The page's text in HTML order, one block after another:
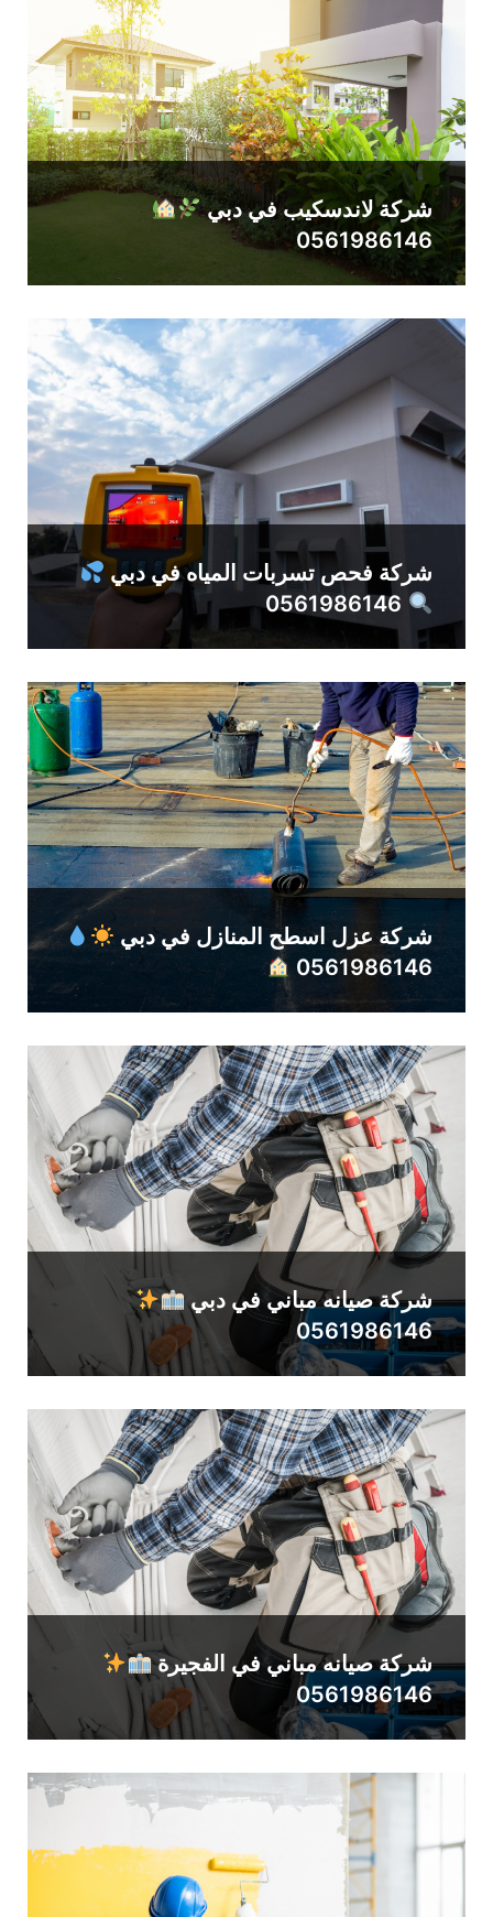
شركة لاندسكيب في دبي
0561986146
شركة فحص تسربات المياه في دبي
شركة عزل اسطح المنازل في دبي
0561986146
شركة صيانه مباني في دبي
0561986146
شركة صيانه مباني في الفجيرة
0561986146